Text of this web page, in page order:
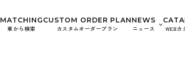
MATCHING
車から検索
CUSTOM ORDER PLAN
カスタムオーダープラン
NEWS
ニュース
WEBカ